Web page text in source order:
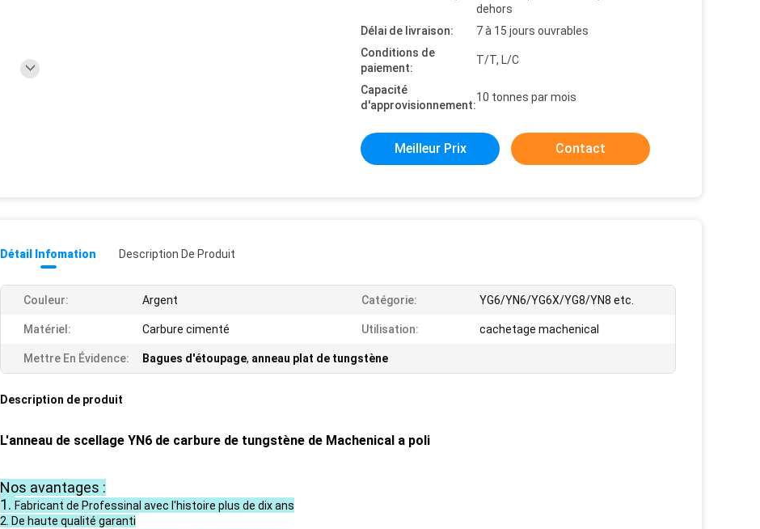
dehors
Délai de livraison:
7 à 15 jours ouvrables
Conditions de
paiement:
T/T, L/C
Capacité
d'approvisionnement:
10 tonnes par mois
Meilleur Prix Contact
Détail Infomation Description De Produit
Couleur: Argent Catégorie: YG6/YN6/YG6X/YG8/YN8 etc.
Matériel: Carbure cimenté Utilisation: cachetage machenical
Mettre En Évidence: Bagues d'étoupage, anneau plat de tungstène
Description de produit
L'anneau de scellage YN6 de carbure de tungstène de Machenical a poli
Nos avantages :
1. Fabricant de Professinal avec l'histoire plus de dix ans
2. De haute qualité garanti